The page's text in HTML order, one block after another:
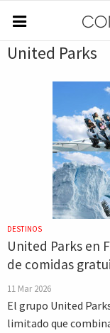
United Parks
DESTINOS
United Parks en
de comidas
11 Mar 2026
El grupo United
limitado que